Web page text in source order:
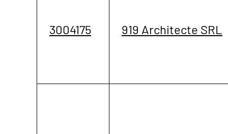
3004175 919 Architecte SRL